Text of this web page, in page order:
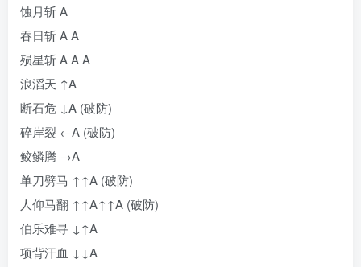
蚀月斩 A
吞日斩 A A
殒星斩 A A A
浪滔天 ↑A
断石危 ↓A (破防)
碎岸裂 ←A (破防)
鲛鳞腾 →A
单刀劈马 ↑↑A (破防)
人仰马翻 ↑↑A↑↑A (破防)
伯乐难寻 ↓↑A
项背汗血 ↓↓A